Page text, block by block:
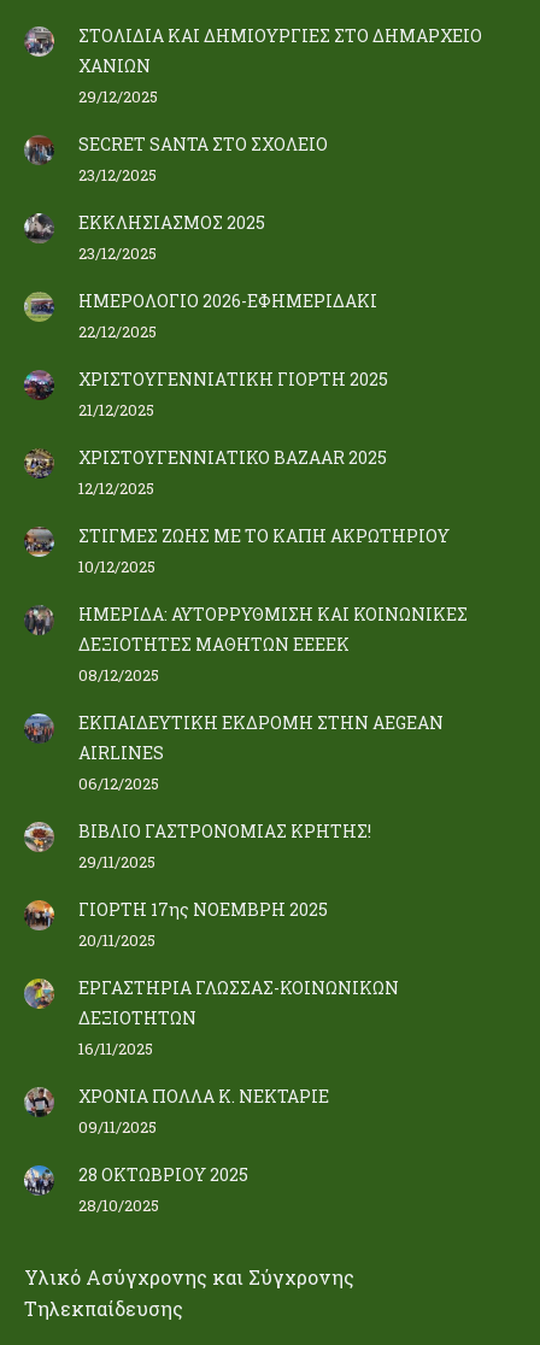
ΣΤΟΛΙΔΙΑ ΚΑΙ ΔΗΜΙΟΥΡΓΙΕΣ ΣΤΟ ΔΗΜΑΡΧΕΙΟ
ΧΑΝΙΩΝ
29/12/2025
SECRET SANTA ΣΤΟ ΣΧΟΛΕΙΟ
23/12/2025
ΕΚΚΛΗΣΙΑΣΜΟΣ 2025
23/12/2025
ΗΜΕΡΟΛΟΓΙΟ 2026-ΕΦΗΜΕΡΙΔΑΚΙ
22/12/2025
ΧΡΙΣΤΟΥΓΕΝΝΙΑΤΙΚΗ ΓΙΟΡΤΗ 2025
21/12/2025
ΧΡΙΣΤΟΥΓΕΝΝΙΑΤΙΚΟ BAZAAR 2025
12/12/2025
ΣΤΙΓΜΕΣ ΖΩΗΣ ΜΕ ΤΟ ΚΑΠΗ ΑΚΡΩΤΗΡΙΟΥ
10/12/2025
ΗΜΕΡΙΔΑ: ΑΥΤΟΡΡΥΘΜΙΣΗ ΚΑΙ ΚΟΙΝΩΝΙΚΕΣ
ΔΕΞΙΟΤΗΤΕΣ ΜΑΘΗΤΩΝ ΕΕΕΕΚ
08/12/2025
ΕΚΠΑΙΔΕΥΤΙΚΗ ΕΚΔΡΟΜΗ ΣΤΗΝ AEGEAN
AIRLINES
06/12/2025
ΒΙΒΛΙΟ ΓΑΣΤΡΟΝΟΜΙΑΣ ΚΡΗΤΗΣ!
29/11/2025
ΓΙΟΡΤΗ 17ης ΝΟΕΜΒΡΗ 2025
20/11/2025
ΕΡΓΑΣΤΗΡΙΑ ΓΛΩΣΣΑΣ-ΚΟΙΝΩΝΙΚΩΝ
ΔΕΞΙΟΤΗΤΩΝ
16/11/2025
ΧΡΟΝΙΑ ΠΟΛΛΑ Κ. ΝΕΚΤΑΡΙΕ
09/11/2025
28 ΟΚΤΩΒΡΙΟΥ 2025
28/10/2025
Υλικό Ασύγχρονης και Σύγχρονης
Τηλεκπαίδευσης